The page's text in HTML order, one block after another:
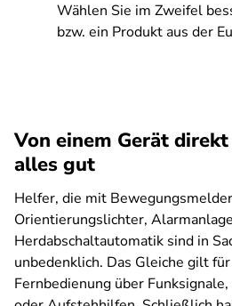
Wählen Sie im Zweifel
bzw. ein Produkt aus der
Von einem Gerät
alles gut
Helfer, die mit
Orientierungslichter,
Herdabschaltautomatik sind in
unbedenklich. Das Gleiche gilt
Fernbedienung über